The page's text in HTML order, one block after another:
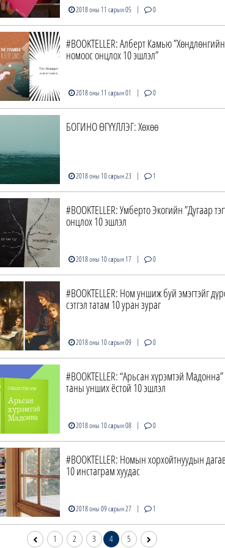
2018 оны 11 сарын 05 | 0
#BOOKTELLER: Алберт Камью
номоос онцлох 10 эшлэл”
2018 оны 11 сарын 01 | 0
БОГИНО ӨГҮҮЛЛЭГ: Хөхөө
2018 оны 10 сарын 23 | 1
#BOOKTELLER: Умберто Экогийн ”Дугаар
онцлох 10 эшлэл
2018 оны 10 сарын 17 | 0
#BOOKTELLER: Ном уншиж буй эмэгтэйг
сэтгэл татам 10 уран зураг
2018 оны 10 сарын 09 | 0
#BOOKTELLER: “Арьсан хүрэмтэй
таны унших ёстой 10 эшлэл
2018 оны 10 сарын 08 | 0
#BOOKTELLER: Номын хорхойтнуудын
10 инстаграм хуудас
2018 оны 09 сарын 27 | 1
1 2 3 4 5